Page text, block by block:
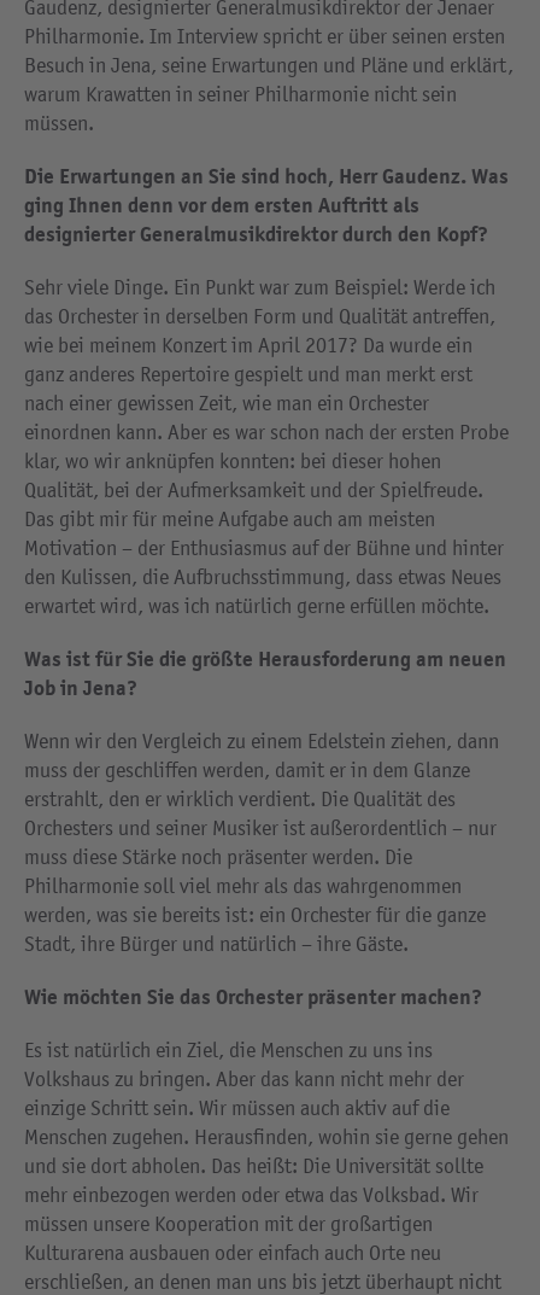
Gaudenz, designierter Generalmusikdirektor der Jenaer
Philharmonie. Im Interview spricht er über seinen ersten
Besuch in Jena, seine Erwartungen und Pläne und erklärt,
warum Krawatten in seiner Philharmonie nicht sein
müssen.
Die Erwartungen an Sie sind hoch, Herr Gaudenz. Was
ging Ihnen denn vor dem ersten Auftritt als
designierter Generalmusikdirektor durch den Kopf?
Sehr viele Dinge. Ein Punkt war zum Beispiel: Werde ich
das Orchester in derselben Form und Qualität antreffen,
wie bei meinem Konzert im April 2017? Da wurde ein
ganz anderes Repertoire gespielt und man merkt erst
nach einer gewissen Zeit, wie man ein Orchester
einordnen kann. Aber es war schon nach der ersten Probe
klar, wo wir anknüpfen konnten: bei dieser hohen
Qualität, bei der Aufmerksamkeit und der Spielfreude.
Das gibt mir für meine Aufgabe auch am meisten
Motivation – der Enthusiasmus auf der Bühne und hinter
den Kulissen, die Aufbruchsstimmung, dass etwas Neues
erwartet wird, was ich natürlich gerne erfüllen möchte.
Was ist für Sie die größte Herausforderung am neuen
Job in Jena?
Wenn wir den Vergleich zu einem Edelstein ziehen, dann
muss der geschliffen werden, damit er in dem Glanze
erstrahlt, den er wirklich verdient. Die Qualität des
Orchesters und seiner Musiker ist außerordentlich – nur
muss diese Stärke noch präsenter werden. Die
Philharmonie soll viel mehr als das wahrgenommen
werden, was sie bereits ist: ein Orchester für die ganze
Stadt, ihre Bürger und natürlich – ihre Gäste.
Wie möchten Sie das Orchester präsenter machen?
Es ist natürlich ein Ziel, die Menschen zu uns ins
Volkshaus zu bringen. Aber das kann nicht mehr der
einzige Schritt sein. Wir müssen auch aktiv auf die
Menschen zugehen. Herausfinden, wohin sie gerne gehen
und sie dort abholen. Das heißt: Die Universität sollte
mehr einbezogen werden oder etwa das Volksbad. Wir
müssen unsere Kooperation mit der großartigen
Kulturarena ausbauen oder einfach auch Orte neu
erschließen, an denen man uns bis jetzt überhaupt nicht